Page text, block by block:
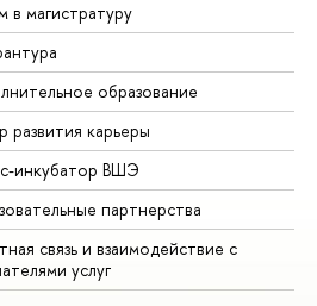
в магистратуру
образование
развития карьеры
инкубатор ВШЭ
партнерства
связь и взаимодействие с
услуг